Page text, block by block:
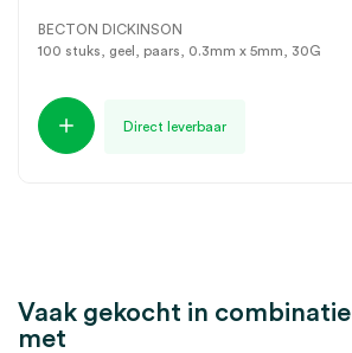
BECTON DICKINSON
100 stuks, geel, paars, 0.3mm x 5mm, 30G
Direct leverbaar
Vaak gekocht in combinatie
met